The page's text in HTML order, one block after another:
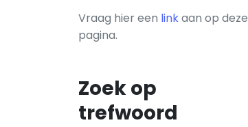
Vraag hier een linkaan op deze
pagina.
Zoek op
trefwoord